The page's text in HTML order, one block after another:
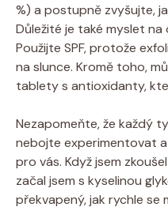
%) a postupně⁢ zvyšujte,
Důležité je také myslet
Použijte SPF, protože
na slunce. Kromě toho,
tablety ⁣s antioxidanty,
Nezapomeňte, že každý
nebojte experimentovat
pro ‍vás. Když jsem
začal‌ jsem s​ kyselinou
překvapený, ⁣jak⁣ rychle se